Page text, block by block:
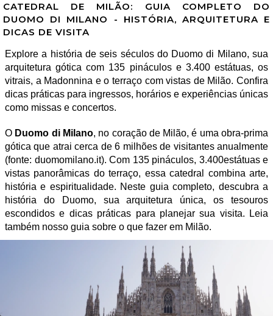
CATEDRAL DE MILÃO: GUIA COMPLETO DO
DUOMO DI MILANO - HISTÓRIA, ARQUITETURA E
DICAS DE VISITA
Explore a história de seis séculos do Duomo di Milano, sua
arquitetura gótica com 135 pináculos e 3.400 estátuas, os
vitrais, a Madonnina e o terraço com vistas de Milão. Confira
dicas práticas para ingressos, horários e experiências únicas
como missas e concertos.
O Duomo di Milano, no coração de Milão, é uma obra-prima
gótica que atrai cerca de 6 milhões de visitantes anualmente
(fonte: duomomilano.it). Com 135 pináculos, 3.400estátuas e
vistas panorâmicas do terraço, essa catedral combina arte,
história e espiritualidade. Neste guia completo, descubra a
história do Duomo, sua arquitetura única, os tesouros
escondidos e dicas práticas para planejar sua visita. Leia
também nosso guia sobre o que fazer em Milão.